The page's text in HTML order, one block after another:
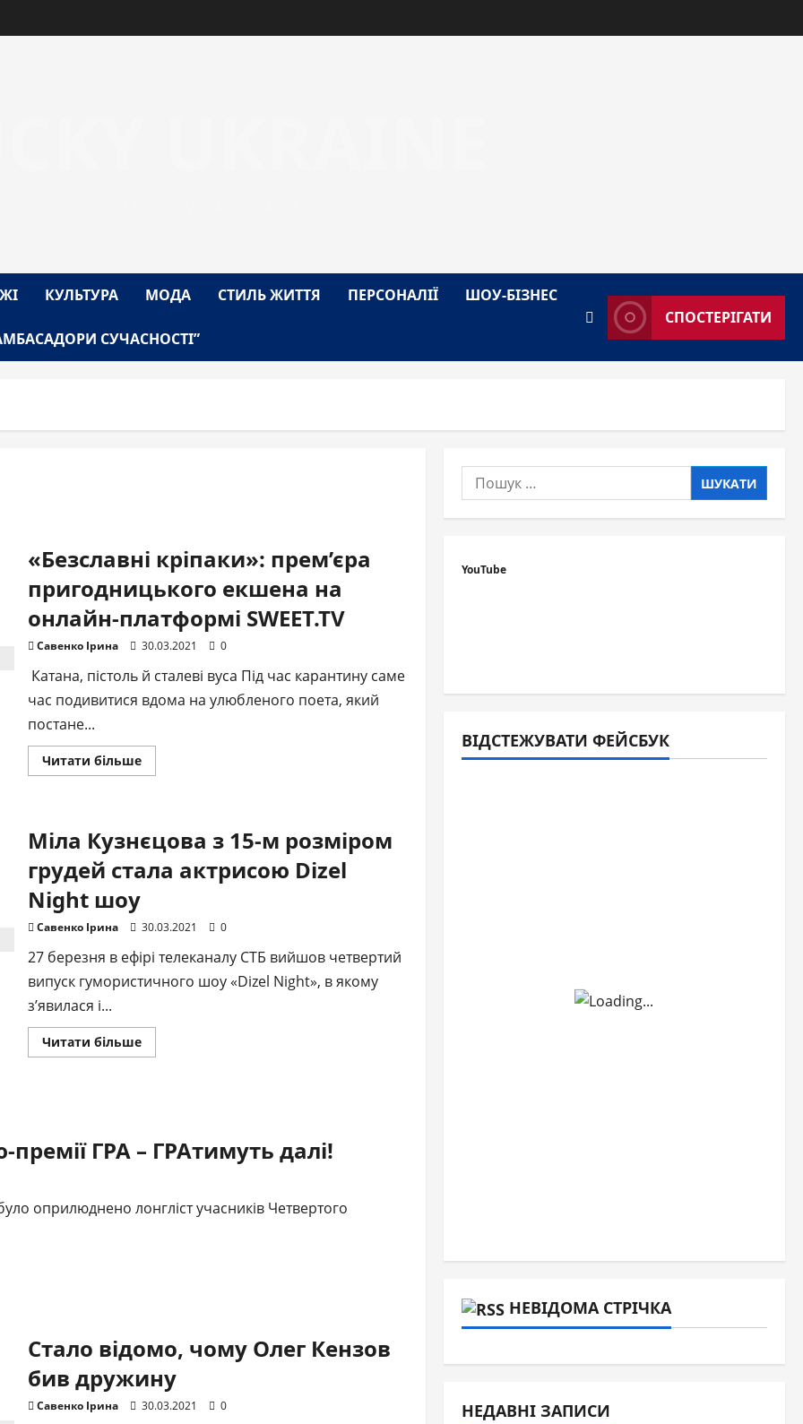
КУЛЬТУРА МОДА СТИЛЬ ЖИТТЯ ПЕРСОНАЛІЇ ШОУ-БІЗНЕС
СУЧАСНОСТІ”
СПОСТЕРІГАТИ
«Безславні кріпаки»: прем’єра
пригодницького екшена на
онлайн-платформі SWEET.TV
Савенко Ірина 30.03.2021 0
Катана, пістоль й сталеві вуса Під час карантину саме
час подивитися вдома на улюбленого поета, який
постане...
Читати більшеДокладніше
про
екшена
на
платформі
Міла Кузнєцова з 15-м розміром
грудей стала актрисою Dizel
Night шоу
Савенко Ірина 30.03.2021 0
27 березня в ефірі телеканалу СТБ вийшов четвертий
випуск гумористичного шоу «Dizel Night», в якому
з’явилася і...
Читати більшеДокладніше
про
грудей
стала
шоу
ГРА – ГРАтимуть далі!
оприлюднено лонгліст учасників Четвертого
Стало відомо, чому Олег Кензов
бив дружину
Савенко Ірина 30.03.2021 0
Пошук:
YouTube
ВІДСТЕЖУВАТИ ФЕЙСБУК
НЕВІДОМА СТРІЧКА
НЕДАВНІ ЗАПИСИ